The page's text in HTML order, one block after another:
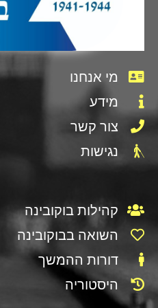
מי אנחנו
מידע
צור קשר
נגישות
קהילות בוקובינה
השואה בבוקובינה
דורות ההמשך
היסטוריה